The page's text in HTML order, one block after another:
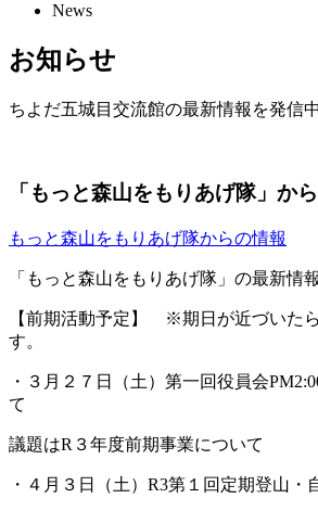
News
お知らせ
ちよだ五城目交流館の最新情報を発信中
「もっと森山をもりあげ隊」か
もっと森山をもりあげ隊からの情報
「もっと森山をもりあげ隊」の最新情
【前期活動予定】 ※期日が近づいた
す。
・３月２７日（土）第一回役員会
て
議題はR３年度前期事業について
・４月３日（土）R3第１回定期登山・